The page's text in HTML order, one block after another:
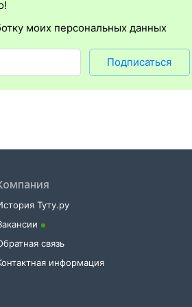
посадочного купона.
моих персональных данных
Подписаться
Туту.ру
связь
информация